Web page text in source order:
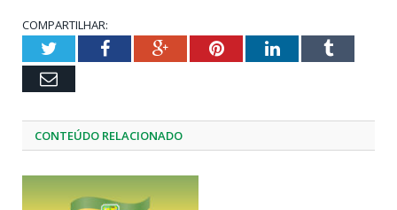
COMPARTILHAR:
TwitterFacebookGoogle+PinterestLinkedInTumblr
Email
CONTEÚDO RELACIONADO